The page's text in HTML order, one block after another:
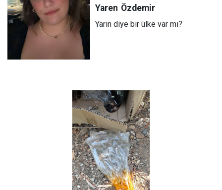
Yaren Özdemir
Yarın diye bir ülke var mı?